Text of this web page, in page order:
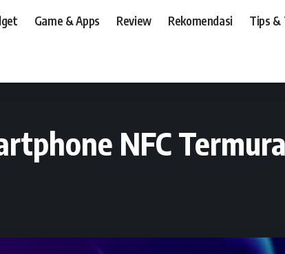
Game & Apps Review Rekomendasi Tips &
NFC